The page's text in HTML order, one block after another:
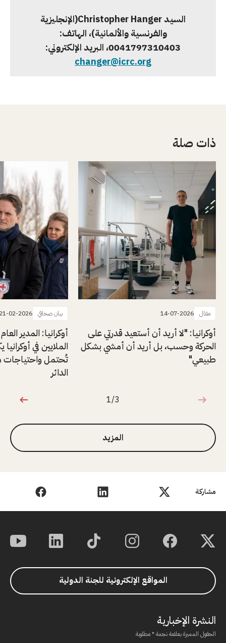
مشاركة
السيدChristopher Hanger(الإنجليزية
والفرنسية والألمانية)، الهاتف:
‎0041797310403، البريد الإلكتروني:
changer@icrc.org
ذات صلة
مقال 14-07-2026
أوكرانيا: "لا أريد أن أستعيد قدرتي على
الحركة وحسب، بل أريد أن أمشي بشكل
طبيعي"
بيان صحافي 02-2026
أوكرانيا: المدير
الملايين في
تُحتمل واحتياجات
الدائر
1 من 3
1/3
المزيد
المواقع الإلكترونية للجنة الدولية
النشرة الإخبارية
الحقول المميزة بعلامة نجمة * مطلوبة